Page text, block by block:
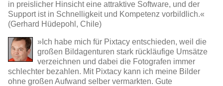
in preislicher Hinsicht eine attraktive Software, und der
Support ist in Schnelligkeit und Kompetenz vorbildlich.«
(Gerhard Hüdepohl, Chile)
»Ich habe mich für Pixtacy entschieden, weil die
großen Bildagenturen stark rückläufige Umsätze
verzeichnen und dabei die Fotografen immer
schlechter bezahlen. Mit Pixtacy kann ich meine Bilder
ohne großen Aufwand selber vermarkten. Gute